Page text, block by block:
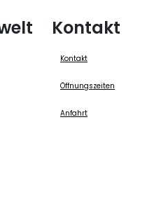
Kontakt
Kontakt
Öffnungszeiten
Anfahrt